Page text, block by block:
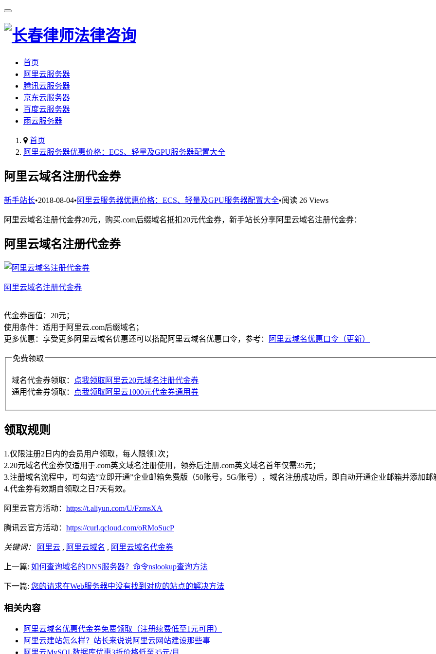
首页
阿里云服务器
腾讯云服务器
京东云服务器
百度云服务器
雨云服务器
首页
阿里云服务器优惠价格：ECS、轻量及GPU服务器配置大全
阿里云域名注册代金券
新手站长•2018-08-04• 阿里云服务器优惠价格：ECS、轻量及GPU服务器配置大全•阅读 26 Views
阿里云域名注册代金券20元，购买.com后缀域名抵扣20元代金券，新手站长分享阿里云域名注册代金券：
阿里云域名注册代金券
阿里云域名注册代金券
代金券面值：20元；
使用条件：适用于阿里云.com后缀域名；
更多优惠：享受更多阿里云域名优惠还可以搭配阿里云域名优惠口令，参考：
阿里云域名优惠口令（更新）
免费领取
域名代金券领取：
点我领取阿里云20元域名注册代金券
通用代金券领取：
点我领取阿里云1000元代金券通用券
领取规则
1.仅限注册2日内的会员用户领取，每人限领1次；
2.20元域名代金券仅适用于.com英文域名注册使用，领券后注册.com英文域名首年仅需35元；
3.注册域名流程中，可勾选“立即开通”企业邮箱免费版（50账号，5G/账号），域名注册成功后，即自动开通企业邮箱并添加邮
4.代金券有效期自领取之日7天有效。
阿里云官方活动： https://t.aliyun.com/U/FzmsXA
腾讯云官方活动： https://curl.qcloud.com/oRMoSucP
关键词： 阿里云 , 阿里云域名 , 阿里云域名代金券
上一篇: 如何查询域名的DNS服务器？命令nslookup查询方法
下一篇: 您的请求在Web服务器中没有找到对应的站点的解决方法
相关内容
阿里云域名优惠代金券免费领取（注册续费低至1元可用）
阿里云建站怎么样？站长来说说阿里云网站建设那些事